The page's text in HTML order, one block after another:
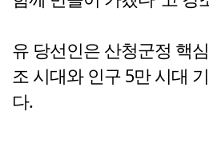
유 당선인은 산청군정 핵
조 시대와 인구 5만 시대
다.